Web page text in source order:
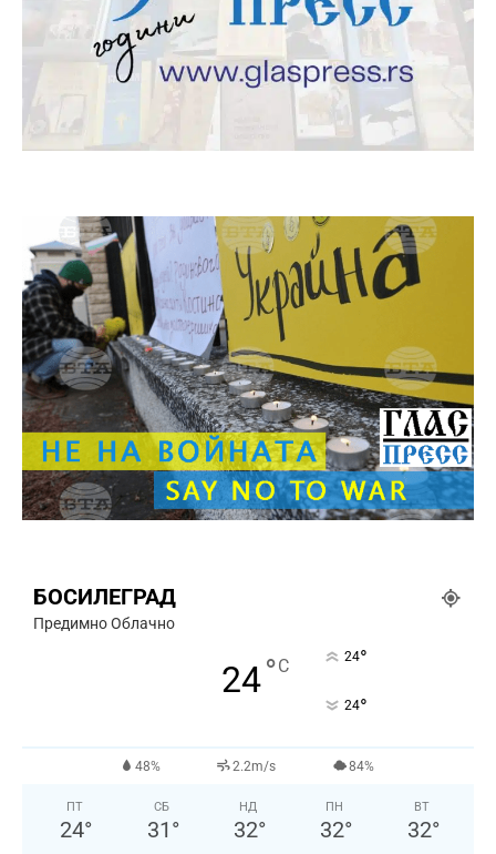
БОСИЛЕГРАД
Предимно Облачно
24°C 24°
24°
48% 2.2m/s 84%
ПТ
24°
СБ
31 °
НД
32°
ПН
32°
ВТ
32°